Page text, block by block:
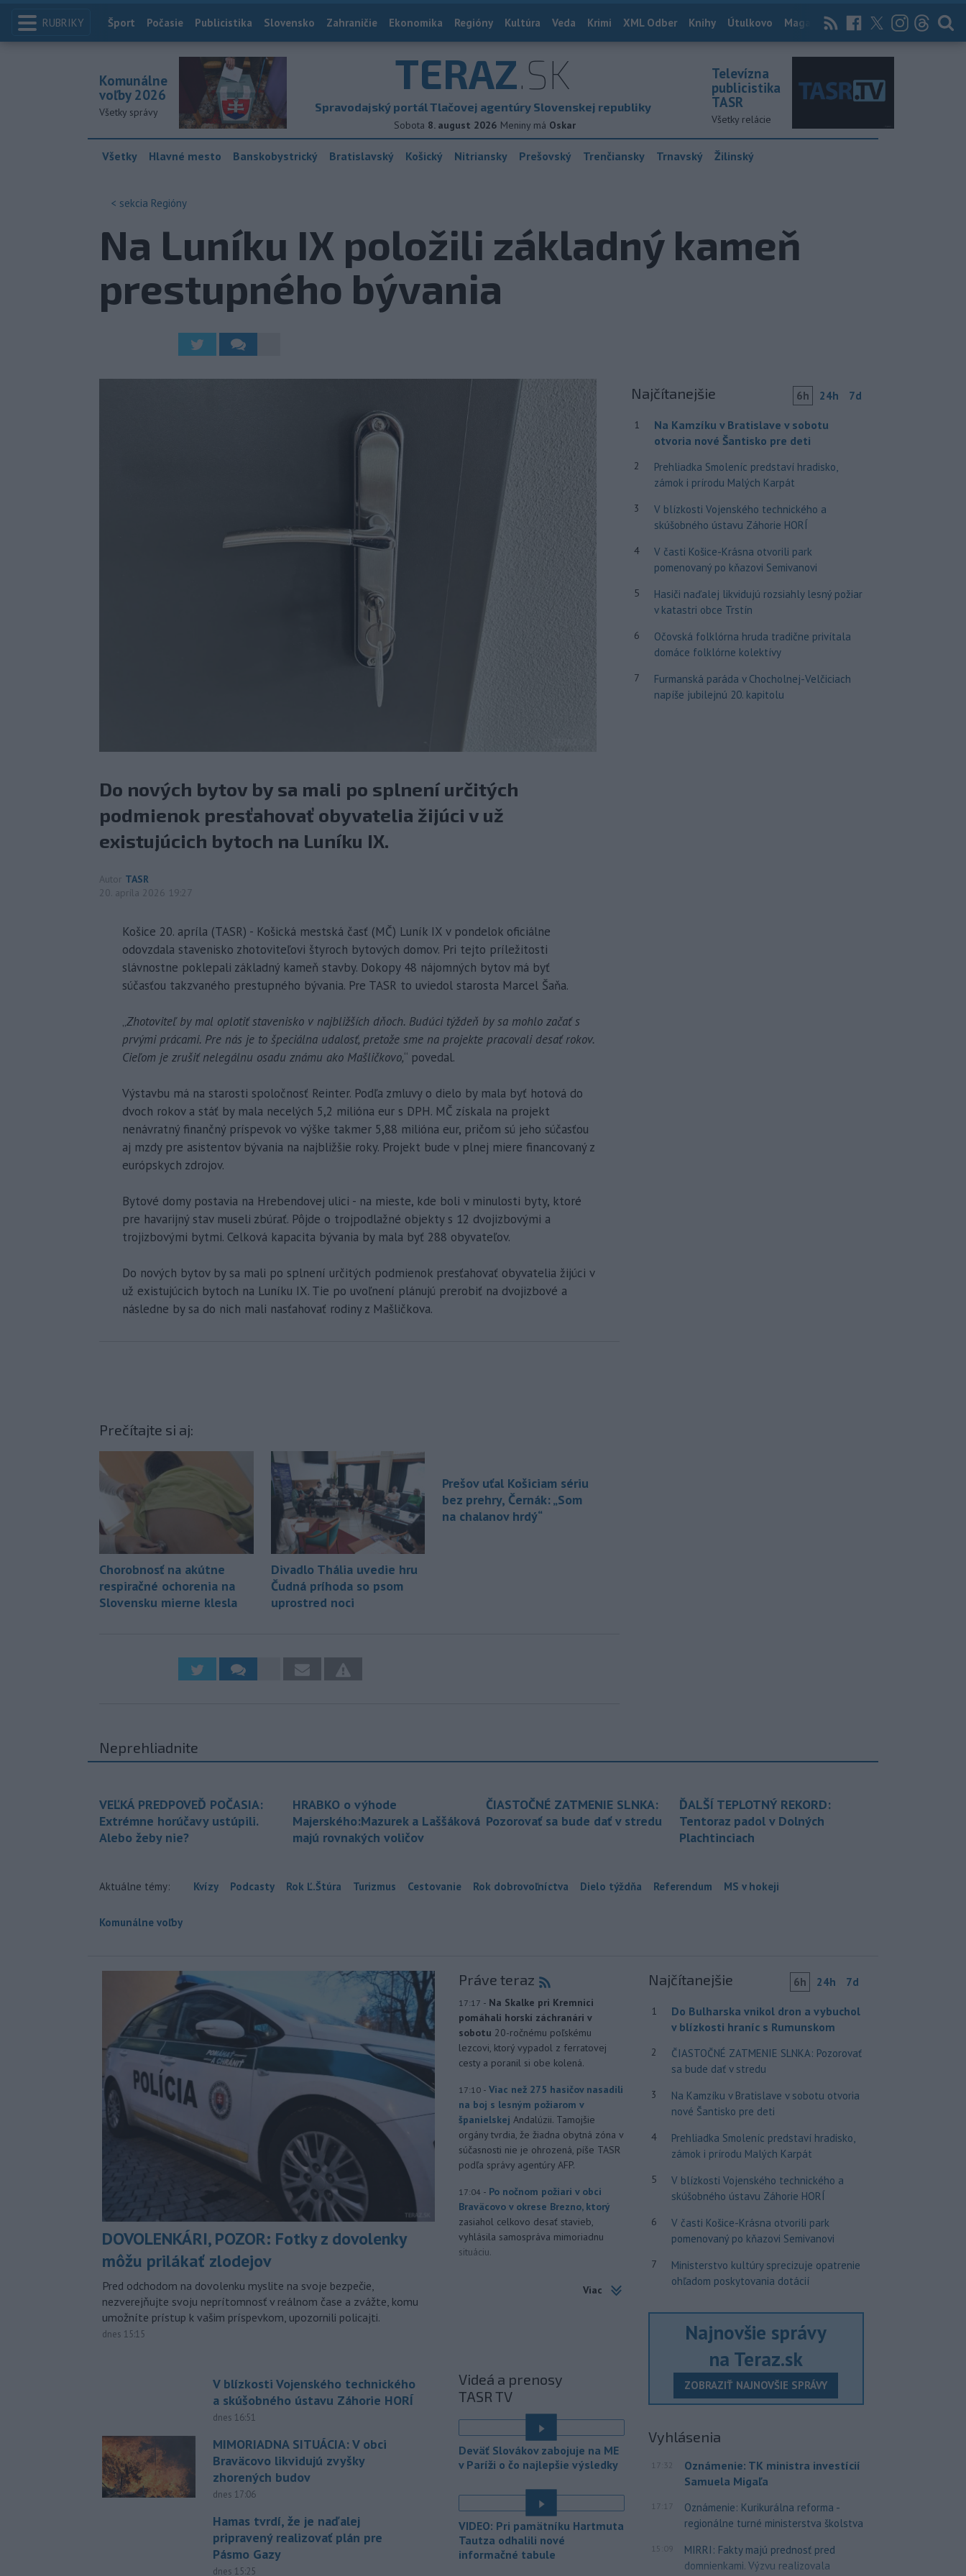
RUBRIKY Index
Šport Počasie Publicistika Slovensko Zahraničie Ekonomika Regióny Kultúra Veda Krimi XML Odber Knihy Útulkovo Magazín News Now Archív
TERAZ.SK
Spravodajský portál Tlačovej agentúry Slovenskej republiky
Sobota 8. august 2026 Meniny má Oskar
Komunálne
voľby 2026
Všetky správy
Televízna
publicistika
TASR
Všetky relácie
Všetky Hlavné mesto Banskobystrický Bratislavský Košický Nitriansky Prešovský Trenčiansky Trnavský Žilinský
< sekcia Regióny
Na Luníku IX položili základný kameň
prestupného bývania
Do nových bytov by sa mali po splnení určitých
podmienok presťahovať obyvatelia žijúci v už
existujúcich bytoch na Luníku IX.
Autor TASR
20. apríla 2026 19:27
Košice 20. apríla (TASR) - Košická mestská časť (MČ) Luník IX v pondelok oficiálne
odovzdala stavenisko zhotoviteľovi štyroch bytových domov. Pri tejto príležitosti
slávnostne poklepali základný kameň stavby. Dokopy 48 nájomných bytov má byť
súčasťou takzvaného prestupného bývania. Pre TASR to uviedol starosta Marcel Šaňa.
„Zhotoviteľ by mal oplotiť stavenisko v najbližších dňoch. Budúci týždeň by sa mohlo začať s
prvými prácami. Pre nás je to špeciálna udalosť, pretože sme na projekte pracovali desať rokov.
Cieľom je zrušiť nelegálnu osadu známu ako Mašličkovo,“ povedal.
Výstavbu má na starosti spoločnosť Reinter. Podľa zmluvy o dielo by mala byť hotová do
dvoch rokov a stáť by mala necelých 5,2 milióna eur s DPH. MČ získala na projekt
nenávratný finančný príspevok vo výške takmer 5,88 milióna eur, pričom sú jeho súčasťou
aj mzdy pre asistentov bývania na najbližšie roky. Projekt bude v plnej miere financovaný z
európskych zdrojov.
Bytové domy postavia na Hrebendovej ulici - na mieste, kde boli v minulosti byty, ktoré
pre havarijný stav museli zbúrať. Pôjde o trojpodlažné objekty s 12 dvojizbovými a
trojizbovými bytmi. Celková kapacita bývania by mala byť 288 obyvateľov.
Do nových bytov by sa mali po splnení určitých podmienok presťahovať obyvatelia žijúci v
už existujúcich bytoch na Luníku IX. Tie po uvoľnení plánujú prerobiť na dvojizbové a
následne by sa do nich mali nasťahovať rodiny z Mašličkova.
Prečítajte si aj:
Chorobnosť na akútne
respiračné ochorenia na
Slovensku mierne klesla
Divadlo Thália uvedie hru
Čudná príhoda so psom
uprostred noci
Prešov uťal Košiciam sériu
bez prehry, Černák: „Som
na chalanov hrdý“
Najčítanejšie 6h 24h 7d
1
Na Kamzíku v Bratislave v sobotu
otvoria nové Šantisko pre deti
2
Prehliadka Smoleníc predstaví hradisko,
zámok i prírodu Malých Karpát
3
V blízkosti Vojenského technického a
skúšobného ústavu Záhorie HORÍ
4
V časti Košice-Krásna otvorili park
pomenovaný po kňazovi Semivanovi
5
Hasiči naďalej likvidujú rozsiahly lesný požiar
v katastri obce Trstín
6
Očovská folklórna hruda tradične privítala
domáce folklórne kolektívy
7
Furmanská paráda v Chocholnej-Velčiciach
napíše jubilejnú 20. kapitolu
Neprehliadnite
VEĽKÁ PREDPOVEĎ POČASIA:
Extrémne horúčavy ustúpili.
Alebo žeby nie?
HRABKO o výhode
Majerského:Mazurek a Laššáková
majú rovnakých voličov
ČIASTOČNÉ ZATMENIE SLNKA:
Pozorovať sa bude dať v stredu
ĎALŠÍ TEPLOTNÝ REKORD:
Tentoraz padol v Dolných
Plachtinciach
Aktuálne témy: Kvízy Podcasty Rok Ľ.Štúra Turizmus Cestovanie Rok dobrovoľníctva Dielo týždňa Referendum MS v hokeji
Komunálne voľby
DOVOLENKÁRI, POZOR: Fotky z dovolenky
môžu prilákať zlodejov
Pred odchodom na dovolenku myslite na svoje bezpečie,
nezverejňujte svoju neprítomnosť v reálnom čase a zvážte, komu
umožníte prístup k vašim príspevkom, upozornili policajti.
dnes 15:15
V blízkosti Vojenského technického
a skúšobného ústavu Záhorie HORÍ
dnes 16:51
MIMORIADNA SITUÁCIA: V obci
Braväcovo likvidujú zvyšky
zhorených budov
dnes 17:06
Hamas tvrdí, že je naďalej
pripravený realizovať plán pre
Pásmo Gazy
dnes 15:25
Práve teraz
17:17 - Na Skalke pri Kremnici
pomáhali horskí záchranári v
sobotu 20-ročnému poľskému
lezcovi, ktorý vypadol z ferratovej
cesty a poranil si obe kolená.
17:10 - Viac než 275 hasičov nasadili
na boj s lesným požiarom v
španielskej Andalúzii. Tamojšie
orgány tvrdia, že žiadna obytná zóna v
súčasnosti nie je ohrozená, píše TASR
podľa správy agentúry AFP.
17:04 - Po nočnom požiari v obci
Braväcovo v okrese Brezno, ktorý
zasiahol celkovo desať stavieb,
vyhlásila samospráva mimoriadnu
situáciu.
tvoria kolóny vozidiel v každom
Vojenského technického a
skúšobného
vypukol v sobotu popoludní lesný
15:39 - Profesionálni hasiči z
Liptovského Mikuláša, Liptovského
hasiči z Važca, Východnej a Štrby
zasahovali v sobotu dopoludnia pri
požiari humna v obci Važec v okrese
Liptovský Mikuláš.
Viac
Videá a prenosy
TASR TV
Deväť Slovákov zabojuje na ME
v Paríži o čo najlepšie výsledky
VIDEO: Pri pamätníku Hartmuta
Tautza odhalili nové
informačné tabule
Najčítanejšie 6h 24h 7d
1
Do Bulharska vnikol dron a vybuchol
v blízkosti hraníc s Rumunskom
2
ČIASTOČNÉ ZATMENIE SLNKA: Pozorovať
sa bude dať v stredu
3
Na Kamzíku v Bratislave v sobotu otvoria
nové Šantisko pre deti
4
Prehliadka Smoleníc predstaví hradisko,
zámok i prírodu Malých Karpát
5
V blízkosti Vojenského technického a
skúšobného ústavu Záhorie HORÍ
6
V časti Košice-Krásna otvorili park
pomenovaný po kňazovi Semivanovi
7
Ministerstvo kultúry sprecizuje opatrenie
ohľadom poskytovania dotácií
Najnovšie správy
na Teraz.sk
ZOBRAZIŤ NAJNOVŠIE SPRÁVY
Vyhlásenia
17:32
Oznámenie: TK ministra investícií
Samuela Migaľa
17:17
Oznámenie: Kurikurálna reforma -
regionálne turné ministerstva školstva
15:09
MIRRI: Fakty majú prednosť pred
domnienkami. Výzvu realizovala